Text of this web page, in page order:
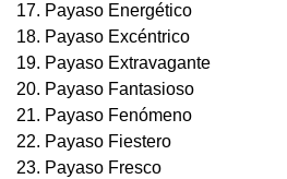
17. Payaso Energético
18. Payaso Excéntrico
19. Payaso Extravagante
20. Payaso Fantasioso
21. Payaso Fenómeno
22. Payaso Fiestero
23. Payaso Fresco